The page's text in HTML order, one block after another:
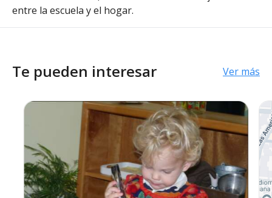
entre la escuela y el hogar.
Te pueden interesar Ver más